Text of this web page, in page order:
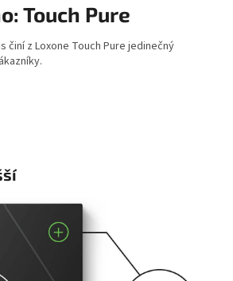
Touch Pure
činí z Loxone Touch Pure jedinečný